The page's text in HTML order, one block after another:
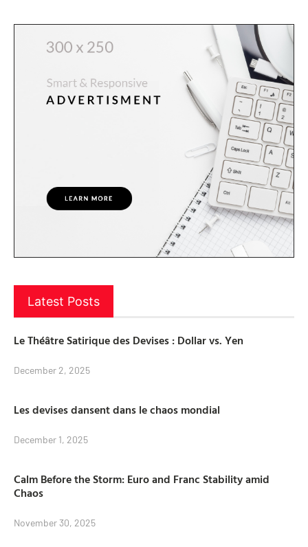
Latest Posts
Le Théâtre Satirique des Devises : Dollar vs. Yen
December 2, 2025
Les devises dansent dans le chaos mondial
December 1, 2025
Calm Before the Storm: Euro and Franc Stability amid
Chaos
November 30, 2025